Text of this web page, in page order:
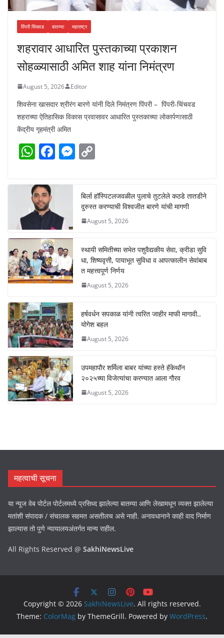
पिंपरी चिंचवड बातम्या महाराष्ट्र
शहरावार आधारित पुस्तकाच्या प्रकाशन
सोहळ्यासाठी अमित शाह यांना निमंत्रण
August 5, 2026 Editor
शिवसेना खासदार श्रीरंग बारणे यांनी दिले निमंत्रण पिंपरी – पिंपरी-चिंचवड
शहराच्या ऐतिहासिक विकास प्रवासावर आधारित पुस्तकाच्या लोकार्पणासाठी
केंद्रीय गृहमंत्री अमित
W
at
s
A
p
p
F
c
b
o
o
k
M
e
n
er
y
Li
n
k
बिर्ला हॉस्पिटलजवळील पुलाचे तुटलेले कठडे तातडीने
दुरुस्त करण्याची विश्वजीत बारणे यांची मागणी
August 5, 2026
स्थायी समितीच्या सभेत पशुवैद्यकीय सेवा, क्रीडा सुवि
धा, शिष्यवृत्ती, पायाभूत सुविधा व आपत्कालीन सेवांबाब
त महत्त्वपूर्ण निर्णय
August 5, 2026
हर्षवर्धन सपकाळ यांनी त्वरित जाहीर माफी मागावी..
योगेश बहल
August 5, 2026
उपमहापौर शर्मिला बाबर यांच्या हस्ते हॅकेथॉन
२०२५च्या विजेत्यांचा करण्यात आला गौरव
August 5, 2026
महत्वाची सूचना
या न्यूज वेब पोर्टल पोर्टलमध्ये प्रसिध्द झालेल्या बातम्या आणि लेखामधून व्यक्त झालेल्या
मतांशी संपादक / संचालक सहमत असतीलच असे नाही. अनावधानाने काही वाद निर्माण
झाल्यास तो पुणे न्यायालयअंतर्गत मान्य राहील.
All Rights Reserved @ SakhiNewsLive
Copyright © 2026 SakhiNewsLive. All rights reserved.
Theme: ColorMag by ThemeGrill. Powered by WordPress.